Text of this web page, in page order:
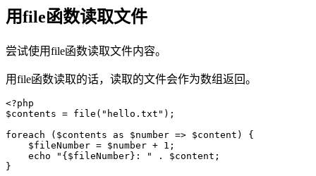
用file函数读取文件
尝试使用file函数读取文件内容。
用file函数读取的话，读取的文件会作为数组返回。
<?php
$contents = file("hello.txt");
foreach ($contents as $number => $content) {
    $fileNumber = $number + 1;
    echo "{$fileNumber}: " . $content;
}